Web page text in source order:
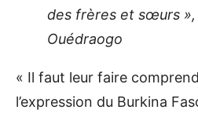
des frères et sœurs »,
Ouédraogo
« Il faut leur faire
l’expression du Burkina